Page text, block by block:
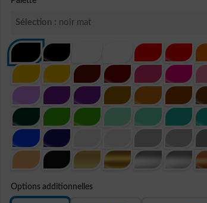
Sélection : noir mat
Options additionnelles